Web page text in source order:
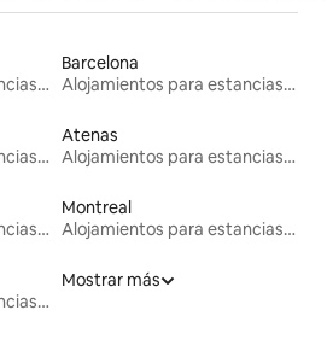
Alojamientos para estancias largas
Barcelona
Alojamientos para estancias largas
Alojamientos para estancias largas
Atenas
Alojamientos para estancias largas
Alojamientos para estancias largas
Montreal
Alojamientos para estancias largas
Alojamientos para estancias largas
Mostrar más